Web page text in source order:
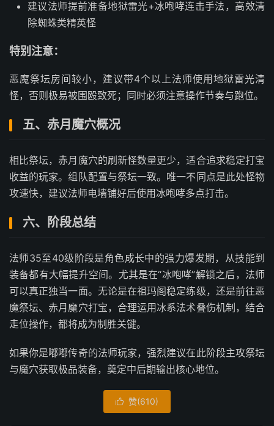
建议法师提前准备地狱雷光+冰咆哮连击手法，高效清
除蜘蛛类精英怪
特别注意：
恶魔祭坛房间较小，建议带4个以上法师使用地狱雷光清
怪，否则极易被围殴致死；同时必须注意操作节奏与跑位。
五、赤月魔穴概况
相比祭坛，赤月魔穴的刷新怪数量更少，适合追求稳定打宝
收益的玩家。组队配置与祭坛一致。唯一不同点是此处怪物
攻速快，建议法师电墙铺好后使用冰咆哮多点打击。
六、阶段总结
法师35至40级阶段是角色成长中的强力爆发期，从技能到
装备都有大幅提升空间。尤其是在“冰咆哮”解锁之后，法师
可以真正独当一面。无论是在祖玛阁稳定练级，还是前往恶
魔祭坛、赤月魔穴打宝，合理运用冰系法术叠伤机制，结合
走位操作，都将成为制胜关键。
如果你是嘟嘟传奇的法师玩家，强烈建议在此阶段主攻祭坛
与魔穴获取极品装备，奠定中后期输出核心地位。
 赞(610)